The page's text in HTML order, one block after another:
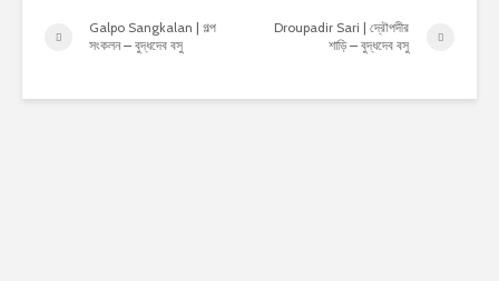
Galpo Sangkalan | গল্প
সংকলন – বুদ্ধদেব বসু
Droupadir Sari | দ্রৌপদীর
শাড়ি – বুদ্ধদেব বসু